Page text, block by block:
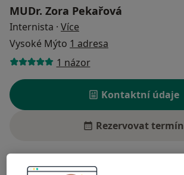
MUDr. Zora Pekařová
Internista · Více
Vysoké Mýto 1 adresa
1 názor
Kontaktní údaje
Rezervovat termín
Ceník Adresy